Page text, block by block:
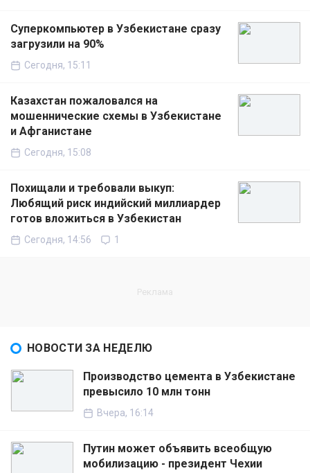
Суперкомпьютер в Узбекистане сразу
загрузили на 90%
Сегодня, 15:11
Казахстан пожаловался на
мошеннические схемы в Узбекистане
и Афганистане
Сегодня, 15:08
Похищали и требовали выкуп:
Любящий риск индийский миллиардер
готов вложиться в Узбекистан
Сегодня, 14:56 1
НОВОСТИ ЗА НЕДЕЛЮ
Производство цемента в Узбекистане
превысило 10 млн тонн
Вчера, 16:14
Путин может объявить всеобщую
мобилизацию - президент Чехии